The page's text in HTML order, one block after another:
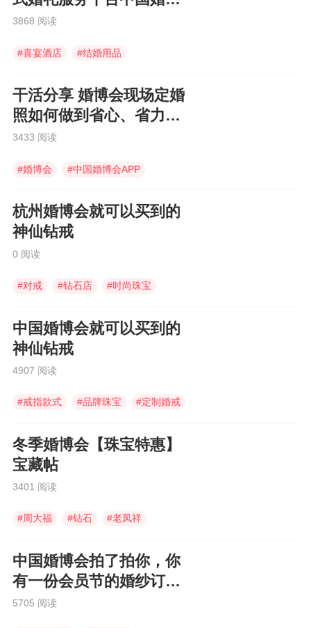
会啊！
3868 阅读
#喜宴酒店 #结婚用品
干活分享 婚博会现场定婚
照如何做到省心、省力还
省钱
3433 阅读
#婚博会 #中国婚博会APP
杭州婚博会就可以买到的
神仙钻戒
0 阅读
#对戒 #钻石店 #时尚珠宝
中国婚博会就可以买到的
神仙钻戒
4907 阅读
#戒指款式 #品牌珠宝 #定制婚戒
冬季婚博会【珠宝特惠】
宝藏帖
3401 阅读
#周大福 #钻石 #老凤祥
中国婚博会拍了拍你，你
有一份会员节的婚纱订购
福利待领取~
5705 阅读